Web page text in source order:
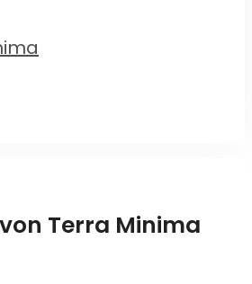
Terra Minima